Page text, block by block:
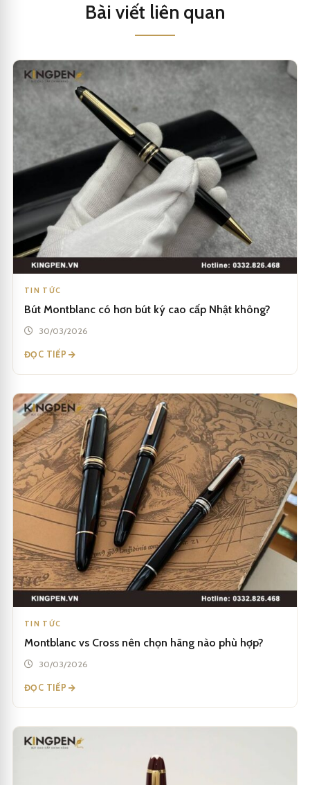
Bài viết liên quan
TIN TỨC
Bút Montblanc có hơn bút ký cao cấp Nhật không?
30/03/2026
ĐỌC TIẾP
TIN TỨC
Montblanc vs Cross nên chọn hãng nào phù hợp?
30/03/2026
ĐỌC TIẾP